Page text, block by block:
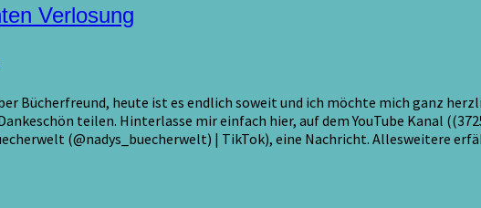
Verlosung
Bücherfreund, heute ist es endlich soweit und ich möchte mich ganz
teilen. Hinterlasse mir einfach hier, auf dem YouTube Kanal
(@nadys_buecherwelt) | TikTok), eine Nachricht. Allesweitere